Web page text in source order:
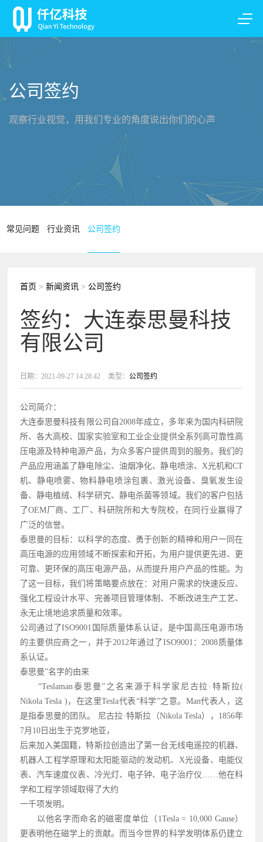
公司签约
观察行业视觉，用我们专业的角度说出你们的心声
常见问题 行业资讯 公司签约
首页 > 新闻资讯> 公司签约
签约：大连泰思曼科技
有限公司
日期：2021-09-27 14:28:42 类型：公司签约
公司简介：
大连泰思曼科技有限公司自2008年成立，多年来为国内科研院
所、各大高校、国家实验室和工业企业提供全系列高可靠性高
压电源及特种电源产品，为众多客户提供周到的服务。我们的
产品应用涵盖了静电除尘、油烟净化、静电喷涂、X光机和CT
机、静电喷雾、物料静电喷涂包裹、激光设备、臭氧发生设
备、静电植绒、科学研究、静电杀菌等领域。我们的客户包括
了OEM厂商、工厂、科研院所和大专院校，在同行业赢得了
广泛的信誉。
泰思曼的目标：以科学的态度、勇于创新的精神和用户一同在
高压电源的应用领域不断探索和开拓，为用户提供更先进、更
可靠、更环保的高压电源产品，从而提升用户产品的性能。为
了这一目标，我们将策略要点放在：对用户需求的快速反应、
强化工程设计水平、完善项目管理体制、不断改进生产工艺、
永无止境地追求质量和效率。
公司通过了ISO9001国际质量体系认证，是中国高压电源市场
的主要供应商之一，并于2012年通过了ISO9001：2008质量体
系认证。
泰思曼”名字的由来
“Teslaman泰思曼”之名来源于科学家尼古拉·特斯拉(
Nikola Tesla )，在这里Tesla代表“科学”之意。Man代表人，这
是指泰思曼的团队。 尼古拉·特斯拉（Nikola Tesla），1856年
7月10日出生于克罗地亚，
后来加入美国籍，特斯拉创造出了第一台无线电遥控的机器、
机器人工程学原理和太阳能驱动的发动机、X光设备、电能仪
表、汽车速度仪表、冷光灯、电子钟、电子治疗仪……他在科
学和工程学领域取得了大约
一千项发明。
以他名字而命名的磁密度单位（1Tesla = 10,000 Gause）
更表明他在磁学上的贡献。而当今世界的科学发明体系仍建立